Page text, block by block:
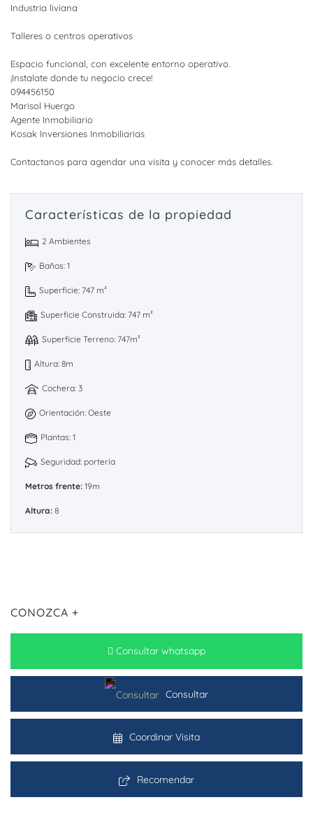
Industria liviana
Talleres o centros operativos
Espacio funcional, con excelente entorno operativo.
¡Instalate donde tu negocio crece!
094456150
Marisol Huergo
Agente Inmobiliario
Kosak Inversiones Inmobiliarias
Contactanos para agendar una visita y conocer más detalles.
Características de la propiedad
2 Ambientes
Baños: 1
Superficie: 747 m²
Superficie Construida: 747 m²
Superficie Terreno: 747m²
Altura: 8m
Cochera: 3
Orientación: Oeste
Plantas: 1
Seguridad: portería
Metros frente: 19m
Altura: 8
CONOZCA +
Consultar whatsapp
Consultar
Coordinar Visita
Recomendar